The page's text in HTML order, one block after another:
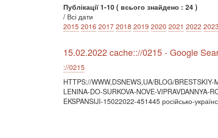
Публікації 1-10 ( всього знайдено : 24 )
/ Всі дати
2015 2016 2017 2018 2019 2020 2021 2022
15.02.2022 cache:://0215 - Google
://0215
HTTPS://WWW,DSNEWS,UA/BLOG/BRESTSKIY-
LENINA-DO-SURKOVA-NOVE-VIPRAVDANNYA-
EKSPANSIJI-15022022-451445 російсько-